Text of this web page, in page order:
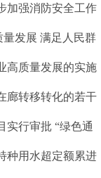
加强消防安全工作
量发展 满足人民群
高质量发展的实施
廊转移转化的若干
实行审批 “绿色通
种用水超定额累进